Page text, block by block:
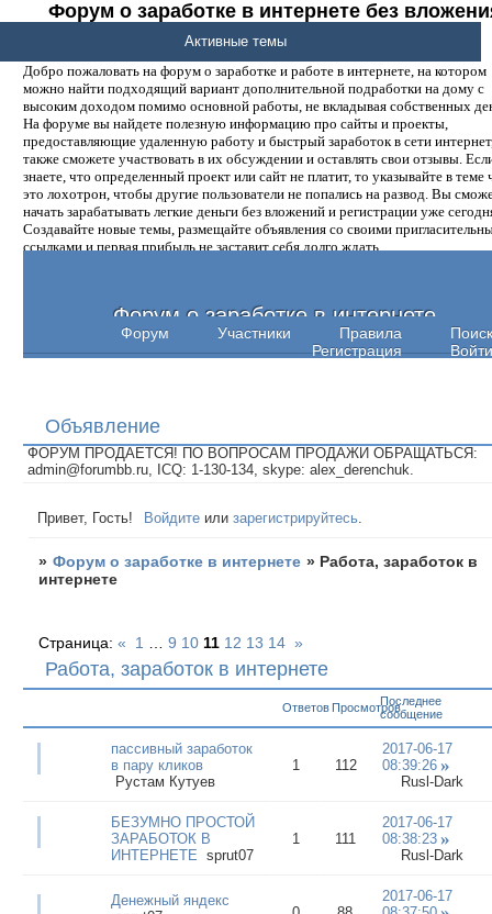
Форум о заработке в интернете без
денег.
Добро пожаловать на форум о заработке и работе в интернете, на котором
можно найти подходящий вариант дополнительной подработки на дому с
высоким доходом помимо основной работы, не вкладывая собственных
На форуме вы найдете полезную информацию про сайты и проекты,
предоставляющие удаленную работу и быстрый заработок в сети
также сможете участвовать в их обсуждении и оставлять свои отзывы.
знаете, что определенный проект или сайт не платит, то указывайте в теме
это лохотрон, чтобы другие пользователи не попались на развод. Вы
начать зарабатывать легкие деньги без вложений и регистрации уже
Создавайте новые темы, размещайте объявления со своими
ссылками и первая прибыль не заставит себя долго ждать.
Форум о заработке в интернете
Форум Участники Правила
Поиск
Регистрация
Войти
Активные темы
Объявление
ФОРУМ ПРОДАЕТСЯ! ПО ВОПРОСАМ ПРОДАЖИ ОБРАЩАТЬСЯ:
admin@forumbb.ru, ICQ: 1-130-134, skype: alex_derenchuk.
Привет, Гость! Войдите илизарегистрируйтесь
» Форум о заработке в интернете » Работа, заработок в
интернете
Работа, заработок в интернете
Страница:« 1 9 10 11 12 13 14 »
Ответов ПросмотровПоследнее
сообщение
пассивный заработок
в пару кликов
Рустам Кутуев
1 112
2017-06-17
08:39:26
Rusl-Dark
БЕЗУМНО ПРОСТОЙ
ЗАРАБОТОК В
ИНТЕРНЕТЕ sprut07
1 111
2017-06-17
08:38:23
Rusl-Dark
Денежный яндекс
2017-06-17